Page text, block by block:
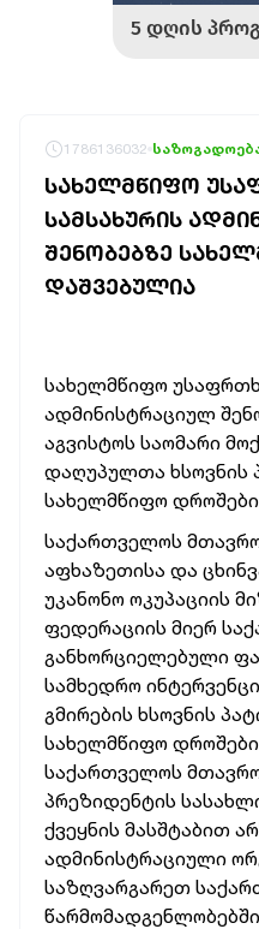
1786136032
ᲡᲐᲮᲔᲚᲛᲬᲘᲤᲝ
ᲡᲐᲛᲡᲐᲮᲣᲠᲘᲡ
ᲨᲔᲜᲝᲑᲔᲑᲖᲔ
ᲓᲐᲨᲕᲔᲑᲣᲚᲘᲐ
სახელმწიფო
ადმინისტრაციულ
აგვისტოს საომარი
დაღუპულთა ხსოვნის
სახელმწიფო
საქართველოს
აფხაზეთისა და
უკანონო ოკუპაციის
ფედერაციის მიერ
განხორციელებული
სამხედრო
გმირების ხსოვნის
სახელმწიფო
საქართველოს
პრეზიდენტის
ქვეყნის მასშტაბით
ადმინისტრაციული
საზღვარგარეთ